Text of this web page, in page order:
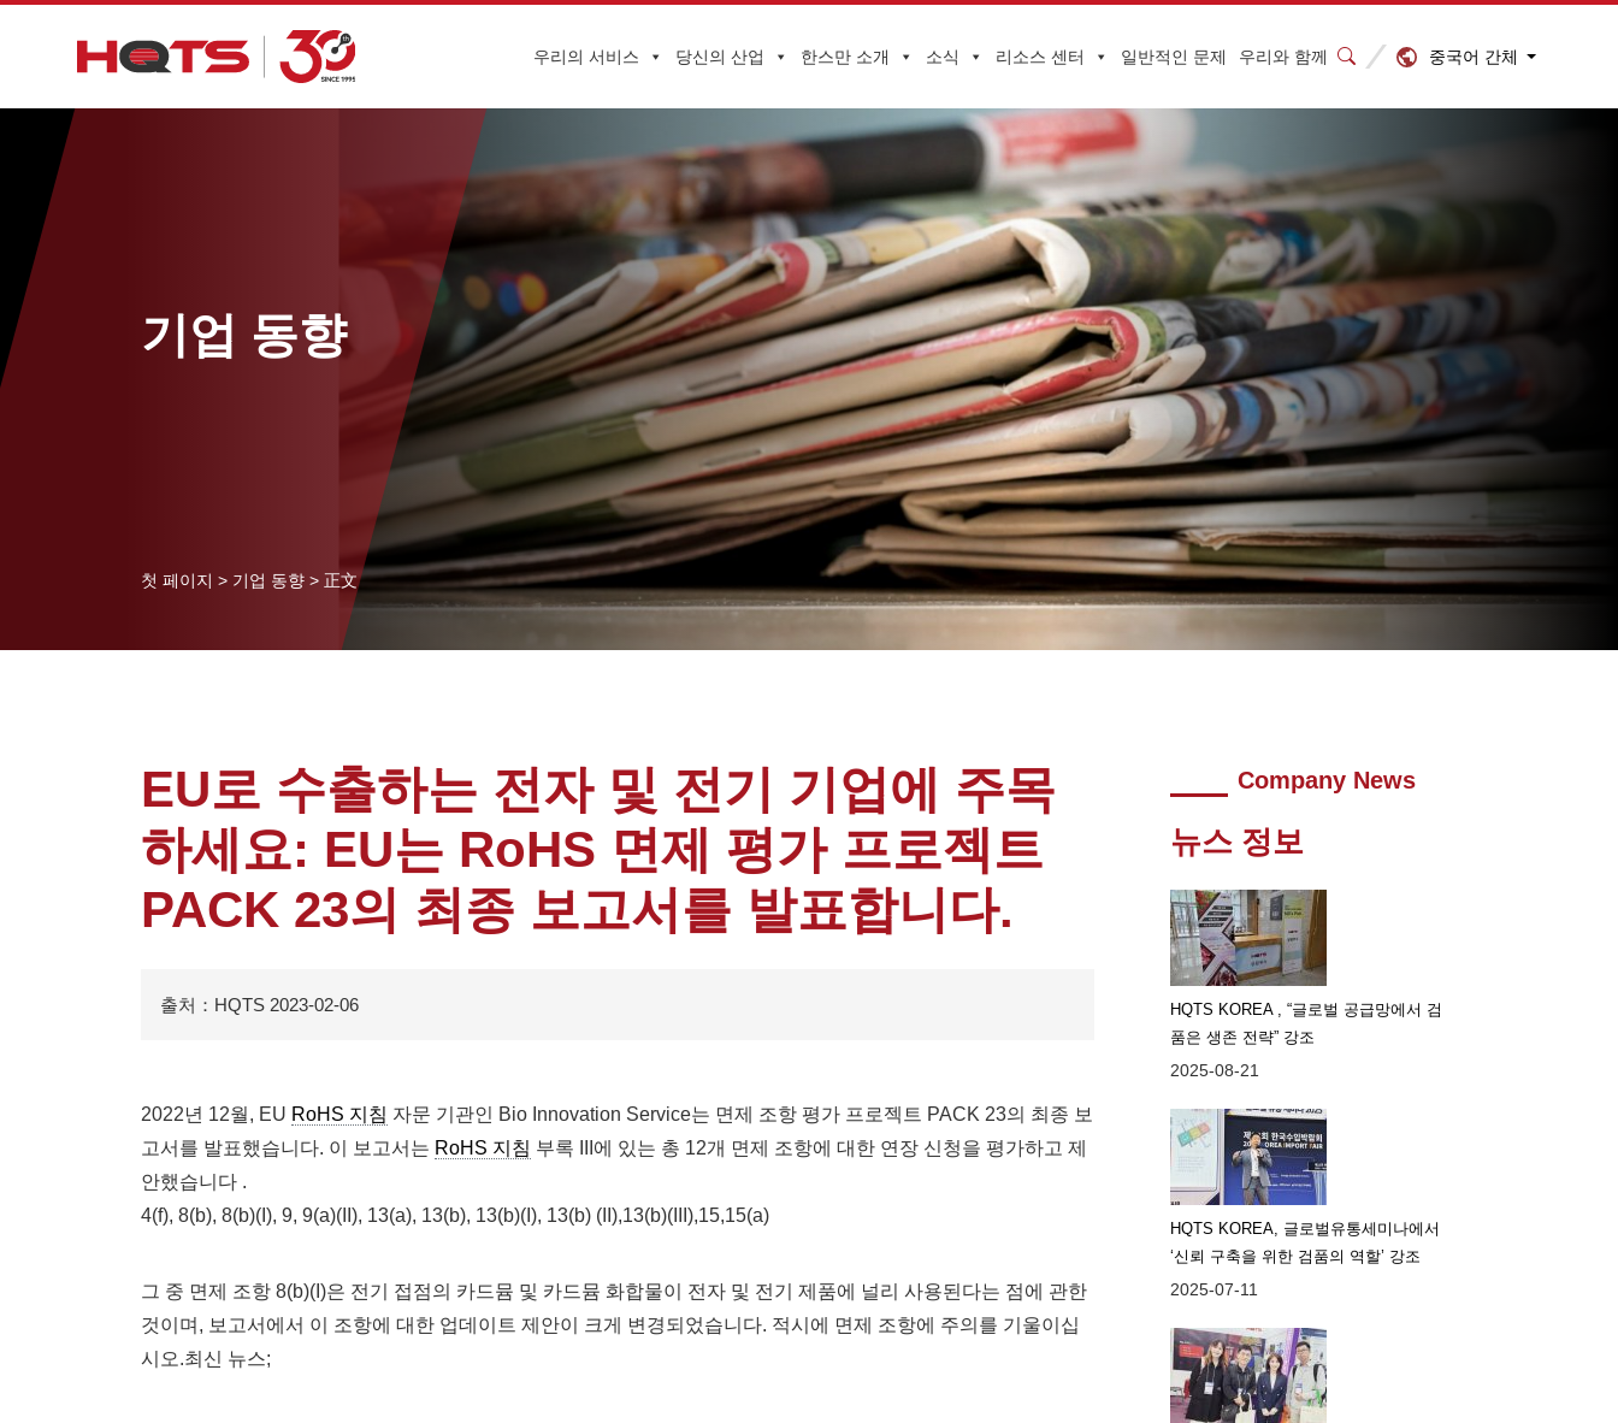
우리의 서비스 당신의 산업 한스만 소개 소식 리소스 센터 일반적인 문제 우리와 함께 중국어 간체
기업 동향
첫 페이지 > 기업 동향 > 正文
EU로 수출하는 전자 및 전기 기업에 주목
하세요: EU는 RoHS 면제 평가 프로젝트
PACK 23의 최종 보고서를 발표합니다.
출처：HQTS 2023-02-06
2022년 12월, EU RoHS 지침 자문 기관인 Bio Innovation Service는 면제 조항 평가 프로젝트 PACK 23의 최종 보
고서를 발표했습니다. 이 보고서는 RoHS 지침 부록 III에 있는 총 12개 면제 조항에 대한 연장 신청을 평가하고 제
안했습니다 .
4(f), 8(b), 8(b)(I), 9, 9(a)(II), 13(a), 13(b), 13(b)(I), 13(b) (II),13(b)(III),15,15(a)
그 중 면제 조항 8(b)(I)은 전기 접점의 카드뮴 및 카드뮴 화합물이 전자 및 전기 제품에 널리 사용된다는 점에 관한
것이며, 보고서에서 이 조항에 대한 업데이트 제안이 크게 변경되었습니다. 적시에 면제 조항에 주의를 기울이십
시오.최신 뉴스;
Company News
뉴스 정보
HQTS KOREA , “글로벌 공급망에서 검
품은 생존 전략” 강조
2025-08-21
HQTS KOREA, 글로벌유통세미나에서
‘신뢰 구축을 위한 검품의 역할’ 강조
2025-07-11